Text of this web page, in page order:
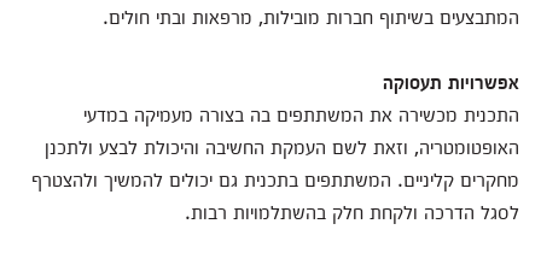
המתבצעים בשיתוף חברות מובילות, מרפאות ובתי חולים.
אפשרויות תעסוקה
התכנית מכשירה את המשתתפים בה בצורה מעמיקה במדעי
האופטומטריה, וזאת לשם העמקת החשיבה והיכולת לבצע ולתכנן
מחקרים קליניים. המשתתפים בתכנית גם יכולים להמשיך ולהצטרף
לסגל הדרכה ולקחת חלק בהשתלמויות רבות.